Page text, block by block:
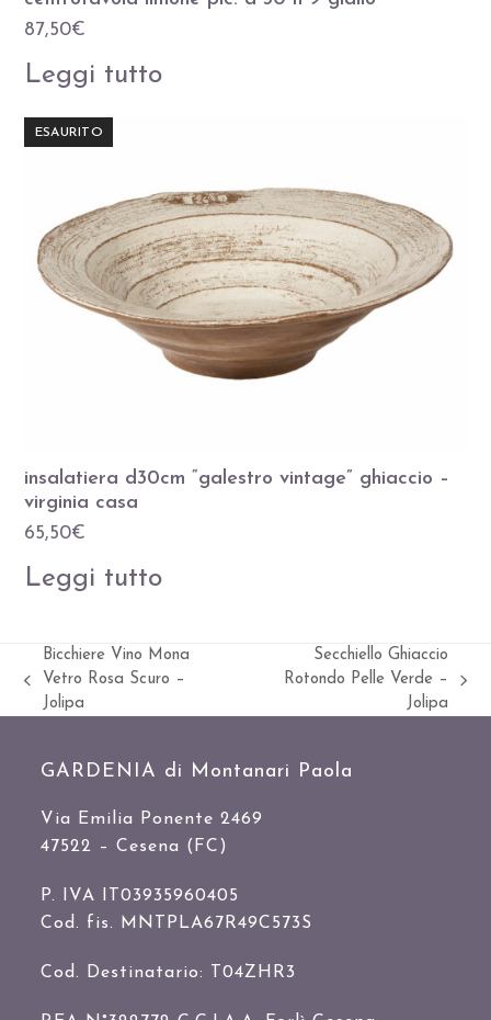
87,50€
Leggi tutto
ESAURITO
insalatiera d30cm “galestro vintage” ghiaccio –
virginia casa
65,50€
Leggi tutto
Slide
precedente:
Bicchiere Vino Mona
Vetro Rosa Scuro –
Jolipa
articolo:
Secchiello Ghiaccio
Rotondo Pelle Verde –
Jolipa
GARDENIA di Montanari Paola
Via Emilia Ponente 2469
47522 – Cesena (FC)
P. IVA IT03935960405
Cod. fis. MNTPLA67R49C573S
Cod. Destinatario: T04ZHR3